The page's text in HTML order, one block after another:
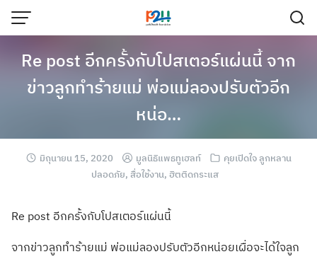
Re post อีกครั้งกับโปสเตอร์แผ่นนี้ จาก
ข่าวลูกทำร้ายแม่ พ่อแม่ลองปรับตัวอีก
หน่อ…
มิถุนายน 15, 2020 มูลนิธิแพธทูเฮลท์
คุยเปิดใจ ลูกหลาน
ปลอดภัย, สื่อใช้งาน, ฮิตติดกระแส
Re post อีกครั้งกับโปสเตอร์แผ่นนี้
จากข่าวลูกทำร้ายแม่ พ่อแม่ลองปรับตัวอีกหน่อยเผื่อจะได้ใจลูก